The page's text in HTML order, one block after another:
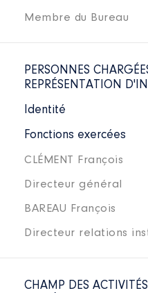
Membre du Bureau
PERSONNES
REPRÉSENTATION
Identité
Fonctions exercées
CLÉMENT François
Directeur général
BAREAU François
Directeur relations
CHAMP DES